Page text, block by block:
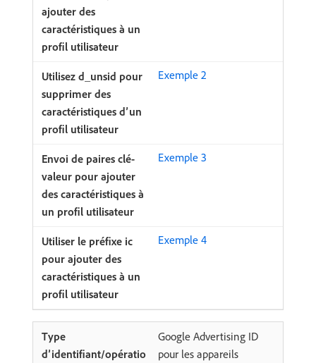
Exemple 2
Exemple 3
Exemple 4
Google Advertising ID
pour les appareils